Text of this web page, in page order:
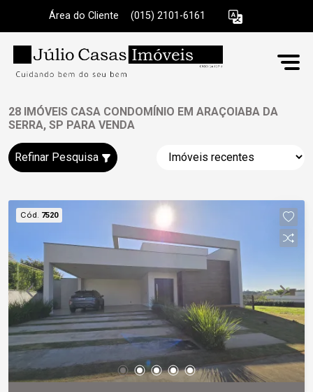
Área do Cliente (015) 2101-6161
28 IMÓVEIS CASA CONDOMÍNIO EM ARAÇOIABA DA
SERRA, SP PARA VENDA
Refinar Pesquisa
Cód. 7520